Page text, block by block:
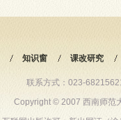
知识窗 课改研究
联系方式：023-
Copyright © 2007 西南师范